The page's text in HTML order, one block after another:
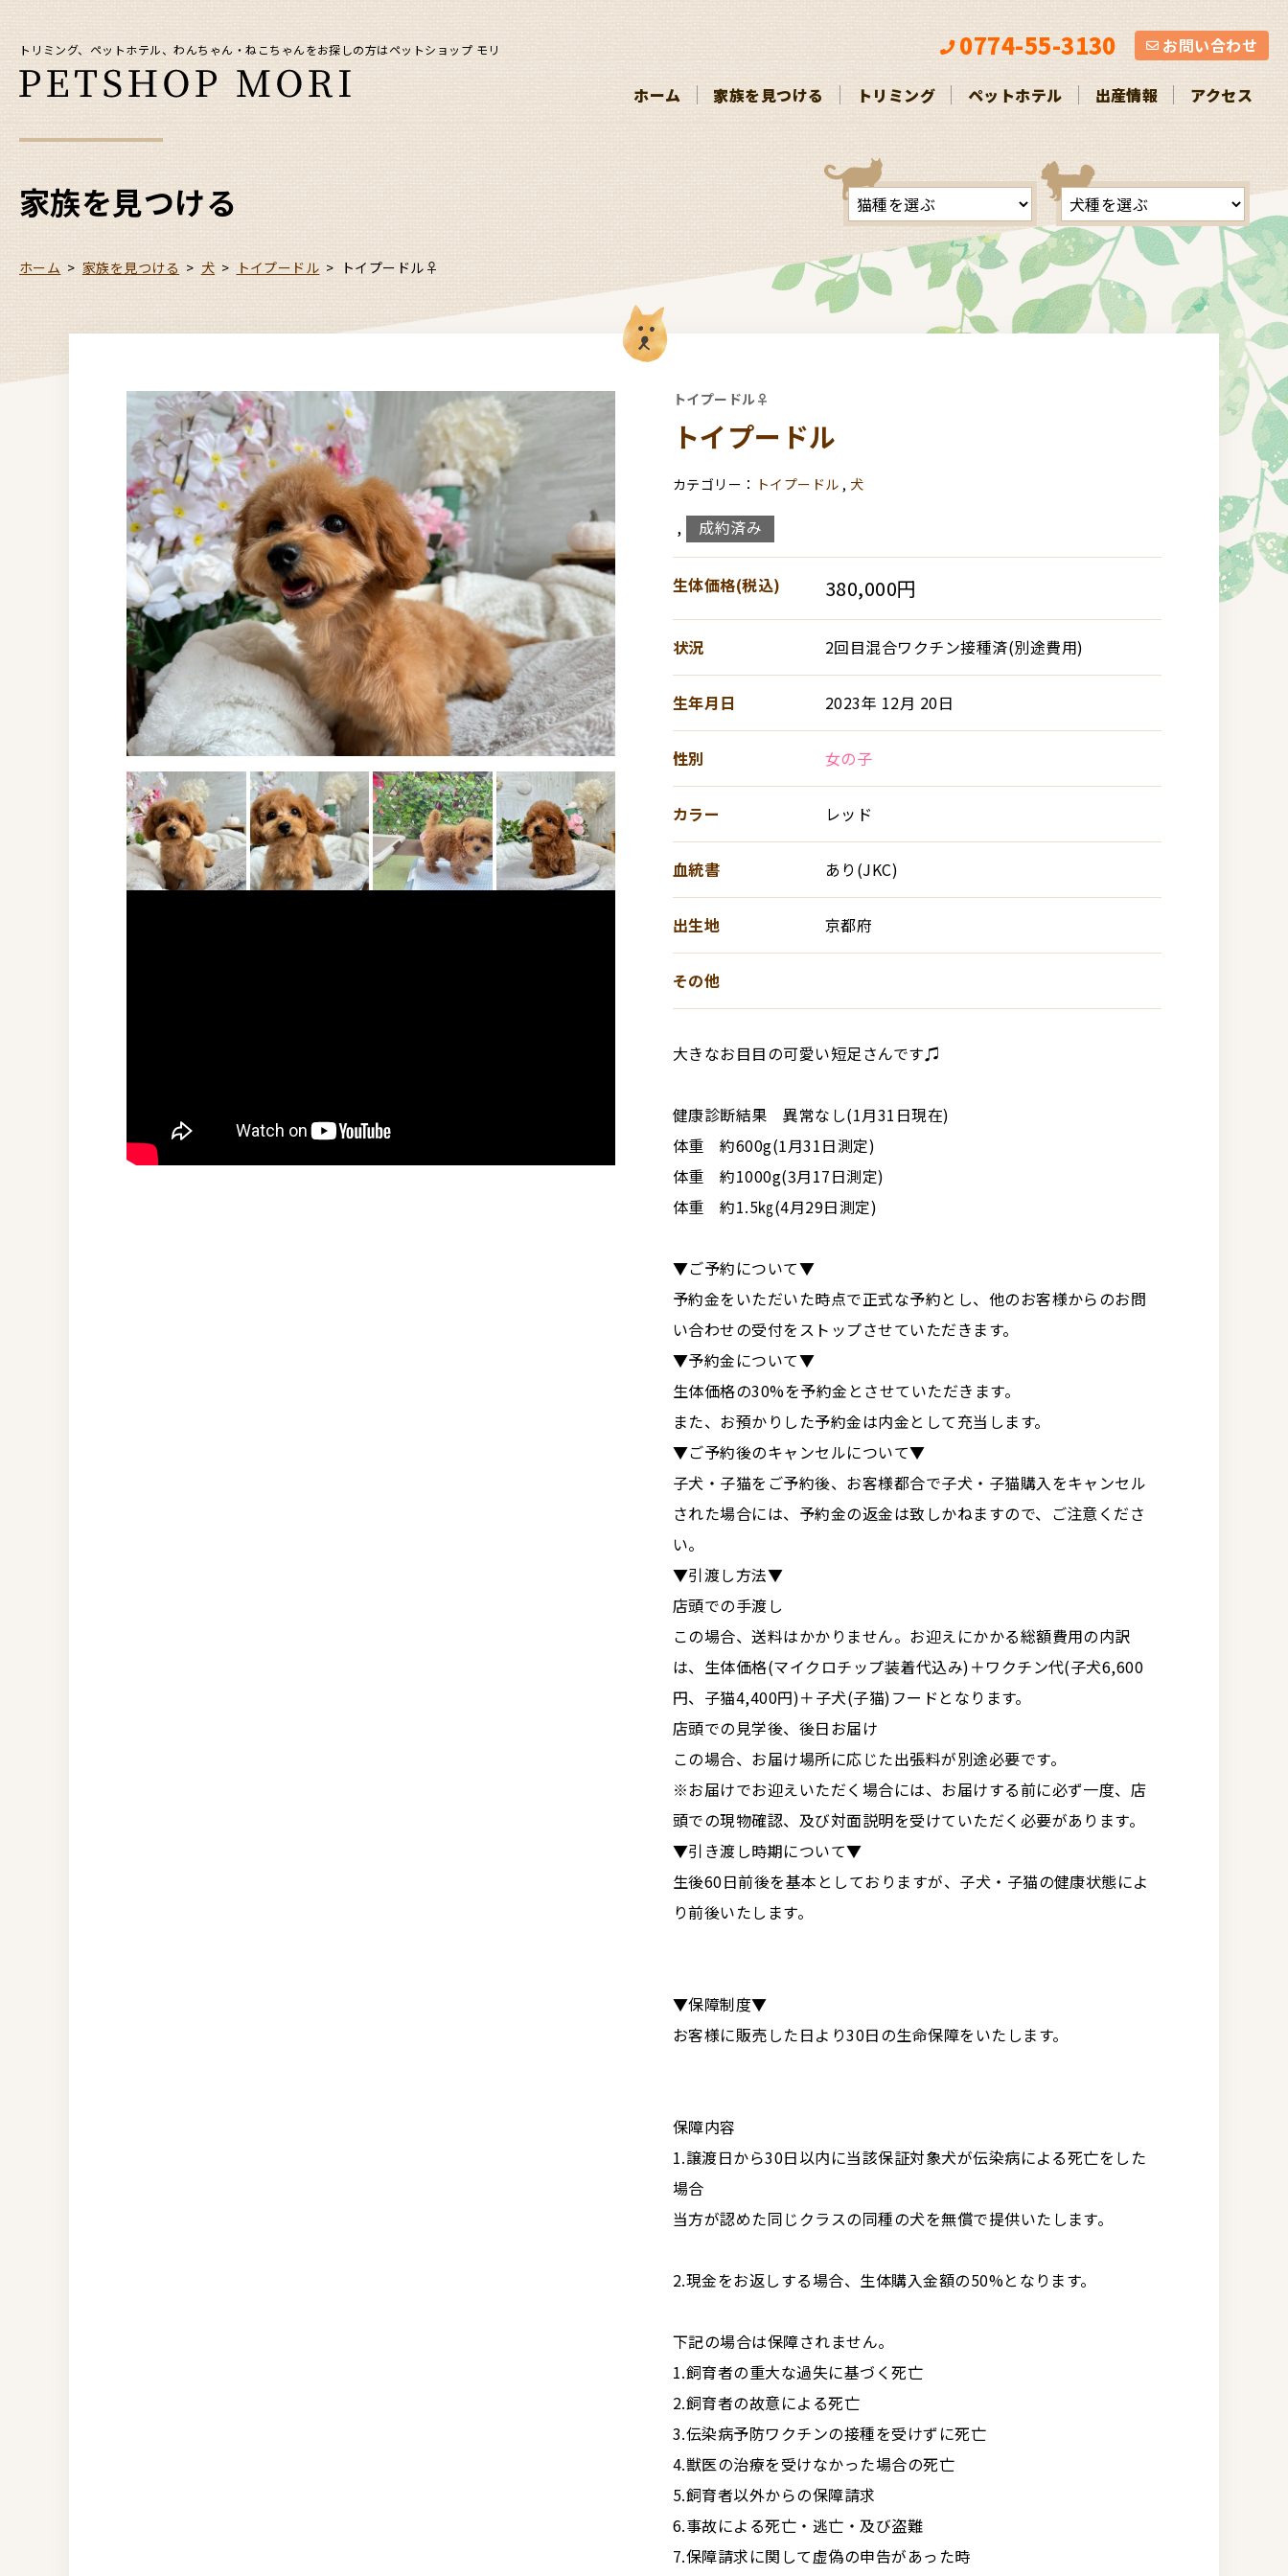
トリミング、ペットホテル、わんちゃん・ねこちゃんをお探しの方はペットショップ モリ 0774-55-3130 お問い合わせ
ホーム 家族を見つける トリミング ペットホテル 出産情報 アクセス
家族を見つける
ホーム >家族を見つける >犬 > トイプードル > トイプードル♀
トイプードル♀
トイプードル
トイプードル , 犬
, 成約済み
生体価格(税込) 380,000円
状況 2回目混合ワクチン接種済(別途費用)
生年月日 2023年 12月 20日
性別 女の子
カラー レッド
血統書 あり(JKC)
出生地 京都府
その他
大きなお目目の可愛い短足さんです♫
健康診断結果 異常なし(1月31日現在)
体重 約600g(1月31日測定)
体重 約1000g(3月17日測定)
体重 約1.5㎏(4月29日測定)
▼ご予約について▼
予約金をいただいた時点で正式な予約とし、他のお客様からのお問
い合わせの受付をストップさせていただきます。
▼予約金について▼
生体価格の30%を予約金とさせていただきます。
また、お預かりした予約金は内金として充当します。
▼ご予約後のキャンセルについて▼
子犬・子猫をご予約後、お客様都合で子犬・子猫購入をキャンセル
された場合には、予約金の返金は致しかねますので、ご注意くださ
い。
▼引渡し方法▼
店頭での手渡し
この場合、送料はかかりません。お迎えにかかる総額費用の内訳
は、生体価格(マイクロチップ装着代込み)＋ワクチン代(子犬6,600
円、子猫4,400円)＋子犬(子猫)フードとなります。
店頭での見学後、後日お届け
この場合、お届け場所に応じた出張料が別途必要です。
※お届けでお迎えいただく場合には、お届けする前に必ず一度、店
頭での現物確認、及び対面説明を受けていただく必要があります。
▼引き渡し時期について▼
生後60日前後を基本としておりますが、子犬・子猫の健康状態によ
り前後いたします。
▼保障制度▼
お客様に販売した日より30日の生命保障をいたします。
保障内容
1.譲渡日から30日以内に当該保証対象犬が伝染病による死亡をした
場合
当方が認めた同じクラスの同種の犬を無償で提供いたします。
2.現金をお返しする場合、生体購入金額の50%となります。
下記の場合は保障されません。
1.飼育者の重大な過失に基づく死亡
2.飼育者の故意による死亡
3.伝染病予防ワクチンの接種を受けずに死亡
4.獣医の治療を受けなかった場合の死亡
5.飼育者以外からの保障請求
6.事故による死亡・逃亡・及び盗難
7.保障請求に関して虚偽の申告があった時